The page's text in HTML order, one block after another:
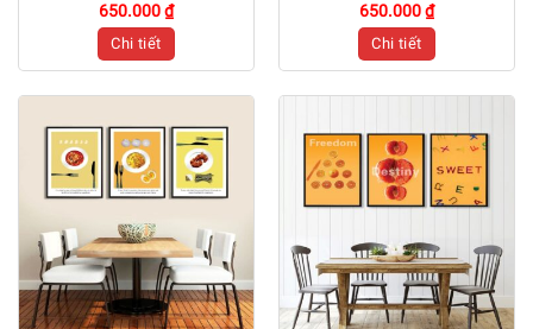
650.000 ₫
Chi tiết
650.000 ₫
Chi tiết